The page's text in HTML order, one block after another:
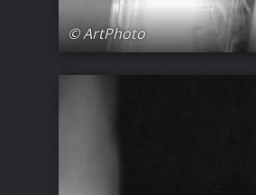
© ArtPhoto